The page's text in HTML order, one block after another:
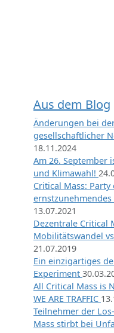
Aus dem Blog
Änderungen bei
gesellschaftlicher
18.11.2024
Am 26. September
und Klimawahl!
Critical Mass: Party
ernstzunehmendes
13.07.2021
Dezentrale Critical
Mobilitätswandel
21.07.2019
Ein einzigartiges
Experiment
All Critical Mass is
WE ARE TRAFFIC
Teilnehmer der
Mass stirbt bei